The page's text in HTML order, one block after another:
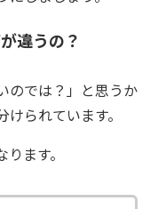
違うの？
のでは？」と思うか
られています。
ます。